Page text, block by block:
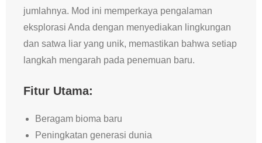
jumlahnya. Mod ini memperkaya pengalaman
eksplorasi Anda dengan menyediakan lingkungan
dan satwa liar yang unik, memastikan bahwa setiap
langkah mengarah pada penemuan baru.
Fitur Utama:
Beragam bioma baru
Peningkatan generasi dunia